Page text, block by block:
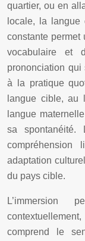
quartier, ou en
locale, la langue
constante permet
vocabulaire et
prononciation qui
à la pratique
langue cible, au
langue
sa spontanéité.
compréhension
adaptation
du pays cible.
L’immersion
comprend le